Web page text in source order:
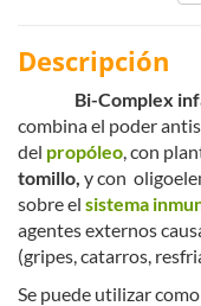
Descripción
Bi-Complex
combina el poder
del propóleo, con
tomillo, y con
sobre el sistema
agentes externos
(gripes, catarros,
Se puede utilizar